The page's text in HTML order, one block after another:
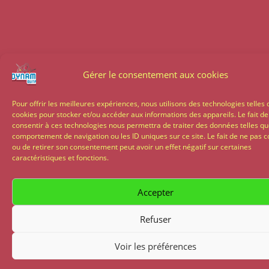
Gérer le consentement aux cookies
Pour offrir les meilleures expériences, nous utilisons des technologies telles
cookies pour stocker et/ou accéder aux informations des appareils. Le fait de
consentir à ces technologies nous permettra de traiter des données telles
comportement de navigation ou les ID uniques sur ce site. Le fait de ne pas
ou de retirer son consentement peut avoir un effet négatif sur certaines
caractéristiques et fonctions.
Accepter
Refuser
Voir les préférences